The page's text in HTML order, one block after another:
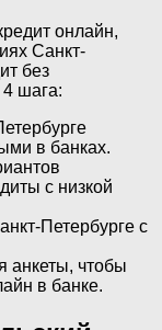
онлайн,
Санкт-
без
шага:
в банках.
с низкой
Петербурге с
анкеты, чтобы
в банке.